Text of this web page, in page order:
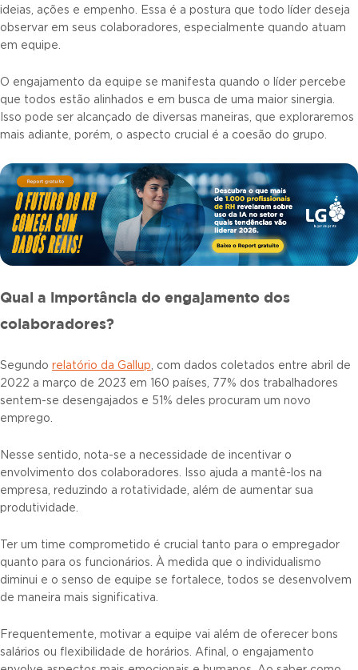
ideias, ações e empenho. Essa é a postura que todo líder deseja
observar em seus colaboradores, especialmente quando atuam
em equipe.
O engajamento da equipe se manifesta quando o líder percebe
que todos estão alinhados e em busca de uma maior sinergia.
Isso pode ser alcançado de diversas maneiras, que exploraremos
mais adiante, porém, o aspecto crucial é a coesão do grupo.
Qual a importância do engajamento dos
colaboradores?
Segundo relatório da Gallup, com dados coletados entre abril de
2022 a março de 2023 em 160 países, 77% dos trabalhadores
sentem-se desengajados e 51% deles procuram um novo
emprego.
Nesse sentido, nota-se a necessidade de incentivar o
envolvimento dos colaboradores. Isso ajuda a mantê-los na
empresa, reduzindo a rotatividade, além de aumentar sua
produtividade.
Ter um time comprometido é crucial tanto para o empregador
quanto para os funcionários. À medida que o individualismo
diminui e o senso de equipe se fortalece, todos se desenvolvem
de maneira mais significativa.
Frequentemente, motivar a equipe vai além de oferecer bons
salários ou flexibilidade de horários. Afinal, o engajamento